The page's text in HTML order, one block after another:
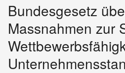
Bundesgesetz
Massnahmen zur